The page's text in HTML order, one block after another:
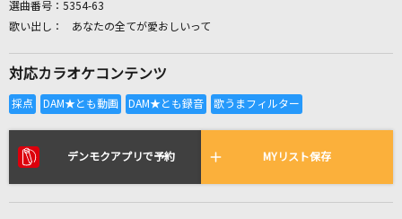
全国りれき
リアルタイムで歌われている曲の一覧
選曲番号： 5354-63
あなたの全てが愛おしいって
対応カラオケコンテンツ
デンモクアプリで予約 MYリスト保存